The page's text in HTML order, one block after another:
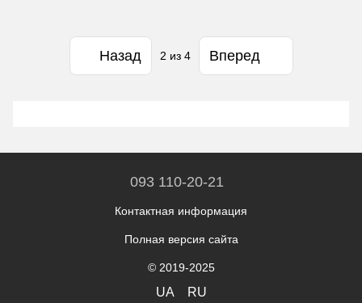
Назад 2 из 4 Вперед
093 110-20-21
Контактная информация
Полная версия сайта
© 2019-2025
UA RU